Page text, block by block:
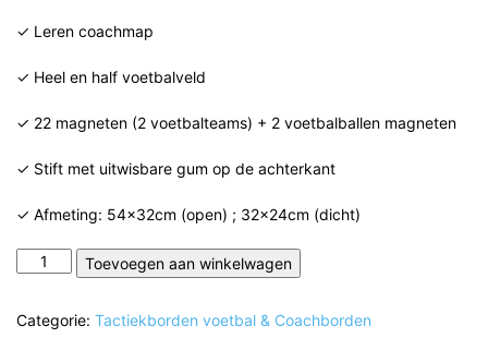
was:
is:
✓ Leren coachmap
✓ Heel en half voetbalveld
✓ 22 magneten (2 voetbalteams) + 2 voetbalballen magneten
✓ Stift met uitwisbare gum op de achterkant
✓ Afmeting: 54x32cm (open) ; 32x24cm (dicht)
Coachmap
(+
Toevoegen aan winkelwagen
Categorie: Tactiekborden voetbal & Coachborden